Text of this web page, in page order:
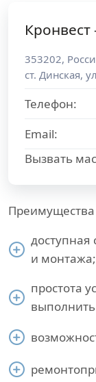
доступная
и монтажа;
простота
353202,
ст. Динская,
Телефон:
Email:
Вызвать